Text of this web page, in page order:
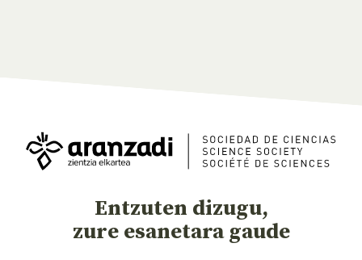
Entzuten dizugu,
zure esanetara gaude